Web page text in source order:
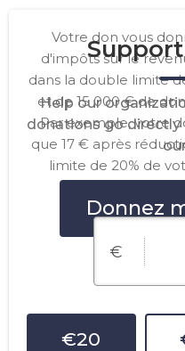
Help our
donations go
Donnez
Votre don vous
d'impôts sur le
dans la double limite
et de 15 000 € de
Par exemple, votre
que 17 € après
limite de 20% de
€
€20